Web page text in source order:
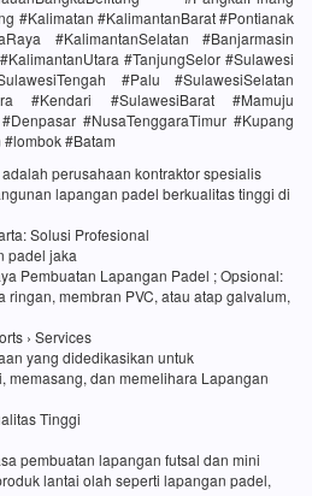
#Kalimatan #KalimantanBarat #Pontianak
#KalimantanSelatan #Banjarmasin
#TanjungSelor #Sulawesi
#Palu #SulawesiSelatan
#Kendari #SulawesiBarat #Mamuju
#NusaTenggaraTimur #Kupang
#Batam
perusahaan kontraktor spesialis
lapangan padel berkualitas tinggi di
Solusi Profesional
padel jaka
Pembuatan Lapangan Padel ; Opsional:
ringan, membran PVC, atau atap galvalum,
› Services
yang didedikasikan untuk
memasang, dan memelihara Lapangan
Tinggi
pembuatan lapangan futsal dan mini
lantai olah seperti lapangan padel,